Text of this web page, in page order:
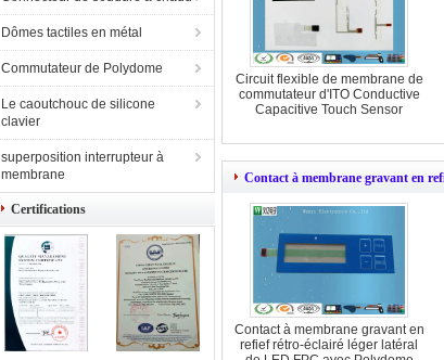
Dômes tactiles en métal
Commutateur de Polydome
Le caoutchouc de silicone
clavier
superposition interrupteur à
membrane
Certifications
Circuit flexible de membrane de
commutateur d'ITO Conductive
Capacitive Touch Sensor
Contact à membrane gravant en
Contact à membrane gravant en
refief rétro-éclairé léger latéral